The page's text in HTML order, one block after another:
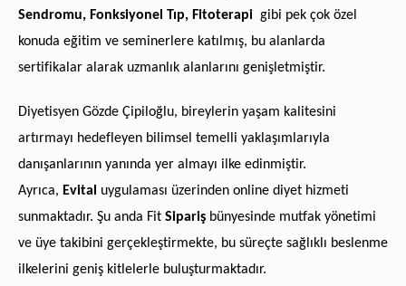
Sendromu, Fonksiyonel Tıp, Fitoterapi gibi pek çok özel
konuda eğitim ve seminerlere katılmış, bu alanlarda
sertifikalar alarak uzmanlık alanlarını genişletmiştir.
Diyetisyen Gözde Çipiloğlu, bireylerin yaşam kalitesini
artırmayı hedefleyen bilimsel temelli yaklaşımlarıyla
danışanlarının yanında yer almayı ilke edinmiştir.
Ayrıca, Evital
uygulaması üzerinden online diyet hizmeti
sunmaktadır. Şu anda Fit Sipariş bünyesinde mutfak yönetimi
ve üye takibini gerçekleştirmekte, bu süreçte sağlıklı beslenme
ilkelerini geniş kitlelerle buluşturmaktadır.